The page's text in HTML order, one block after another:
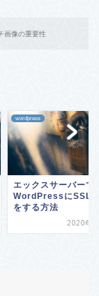
画像の重要性
wordpress
WordPressテーマ
「JIN」便利すぎる
クアップコンテンツ
2020年3